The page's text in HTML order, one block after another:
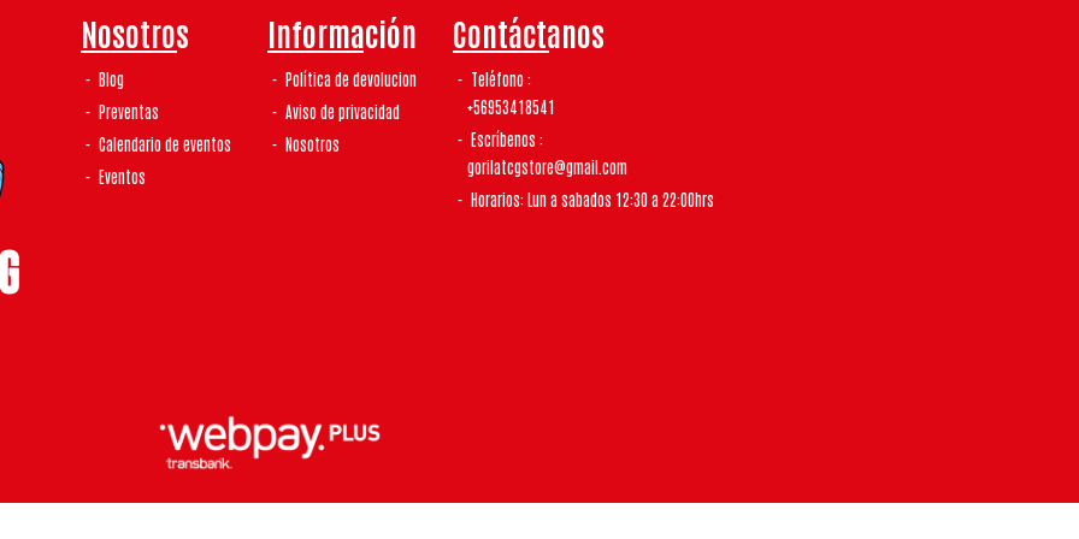
Nosotros
Blog
Preventas
Calendario de eventos
Eventos
Información
Política de devolucion
Aviso de privacidad
Nosotros
Contáctanos
Teléfono
+56953418541
Escríbenos
gorilatcgstore@gmail.com
Horarios: Lun a sabados 12:30 a 22:00hrs